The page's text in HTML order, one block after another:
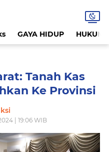
GAYA HIDUP HUKUM
Tanah Kas
Ke Provinsi
| 19:06 WIB